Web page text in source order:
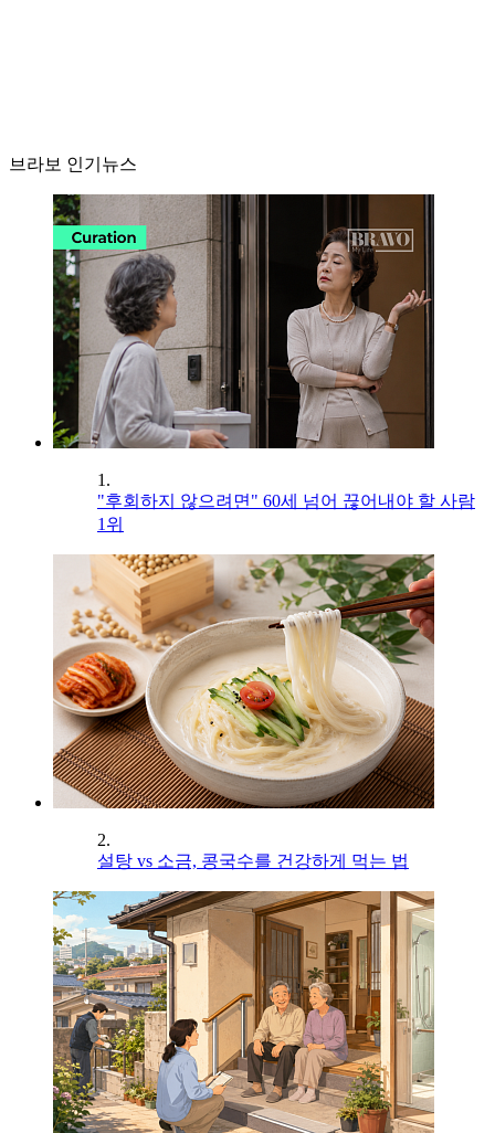
브라보 인기뉴스
1.
"후회하지 않으려면" 60세 넘어 끊어내야 할 사람
1위
2.
설탕 vs 소금, 콩국수를 건강하게 먹는 법